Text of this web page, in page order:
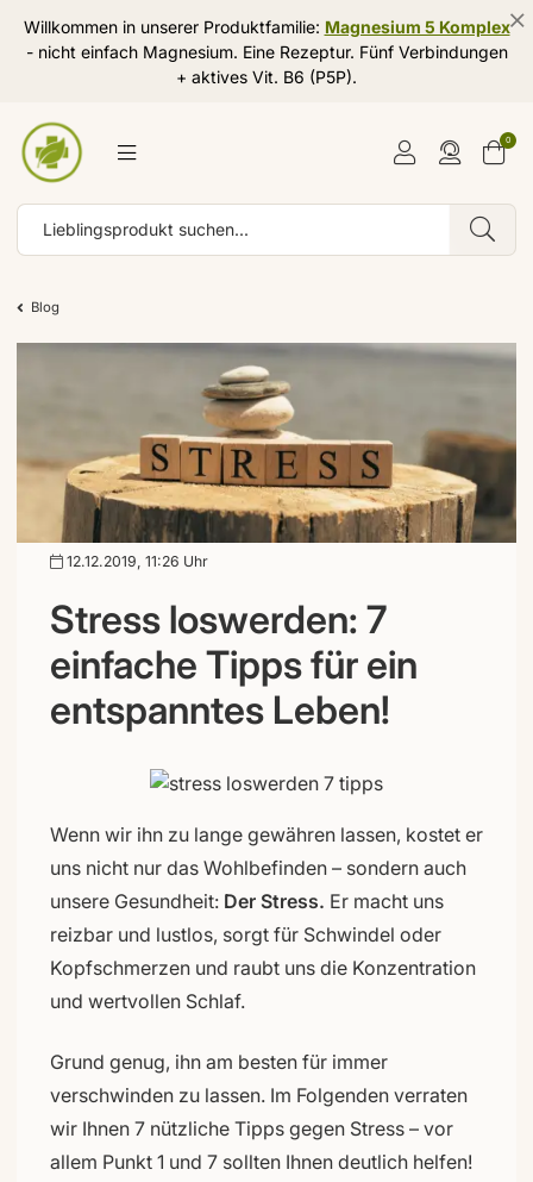
Willkommen in unserer Produktfamilie: Magnesium 5 Komplex
- nicht einfach Magnesium. Eine Rezeptur. Fünf Verbindungen
+ aktives Vit. B6 (P5P).
0
Blog
Stress loswerden: 7
einfache Tipps für ein
entspanntes Leben!
12.12.2019, 11:26 Uhr
Wenn wir ihn zu lange gewähren lassen, kostet er
uns nicht nur das Wohlbefinden – sondern auch
unsere Gesundheit: Der Stress. Er macht uns
reizbar und lustlos, sorgt für Schwindel oder
Kopfschmerzen und raubt uns die Konzentration
und wertvollen Schlaf.
Grund genug, ihn am besten für immer
verschwinden zu lassen. Im Folgenden verraten
wir Ihnen 7 nützliche Tipps gegen Stress – vor
allem Punkt 1 und 7 sollten Ihnen deutlich helfen!